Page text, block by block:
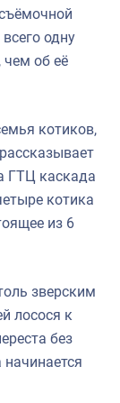
одну
чем об её
котиков,
ГТЦ каскада
котика
из 6
зверским
лосося к
без